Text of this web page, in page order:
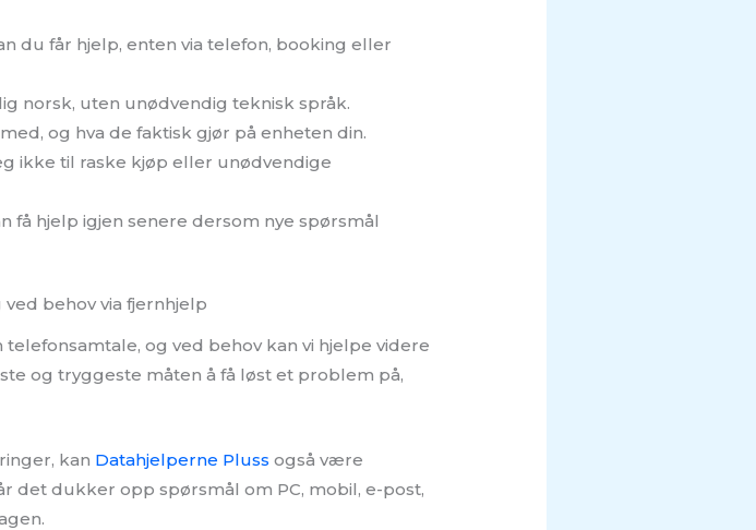
du får hjelp, enten via telefon, booking eller
norsk, uten unødvendig teknisk språk.
og hva de faktisk gjør på enheten din.
ikke til raske kjøp eller unødvendige
få hjelp igjen senere dersom nye spørsmål
behov via fjernhjelp
og ved behov kan vi hjelpe videre
og tryggeste måten å få løst et problem på,
kan Datahjelperne Pluss også være
det dukker opp spørsmål om PC, mobil, e-post,